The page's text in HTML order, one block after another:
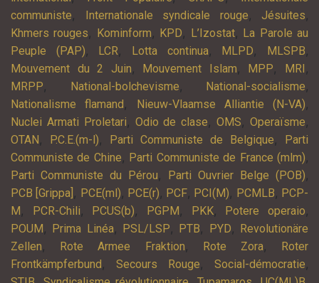
communiste, Internationale syndicale rouge, Jésuites,
Khmers rouges, Kominform, KPD, L’Izostat, La Parole au
Peuple (PAP), LCR, Lotta continua, MLPD, MLSPB,
Mouvement du 2 Juin, Mouvement Islam, MPP, MRI ,
MRPP, National-bolchevisme, National-socialisme,
Nationalisme flamand , Nieuw-Vlaamse Alliantie (N-VA),
Nuclei Armati Proletari, Odio de clase,OMS,Operaïsme,
OTAN , P.C.E.(m-l), Parti Communiste de Belgique,
Parti
Communiste de Chine, Parti Communiste de France (mlm),
Parti Communiste du Pérou, Parti Ouvrier Belge (POB),
PCB [Grippa] , PCE(ml), PCE(r), PCF, PCI(M), PCMLB, PCP-
M , PCR-Chili, PCUS(b), PGPM , PKK, Potere operaio,
POUM , Prima Linéa, PSL/LSP, PTB, PYD,
Revolutionäre
Zellen, Rote Armee Fraktion, Rote Zora,
Roter
Frontkämpferbund , Secours Rouge, Social-démocratie,